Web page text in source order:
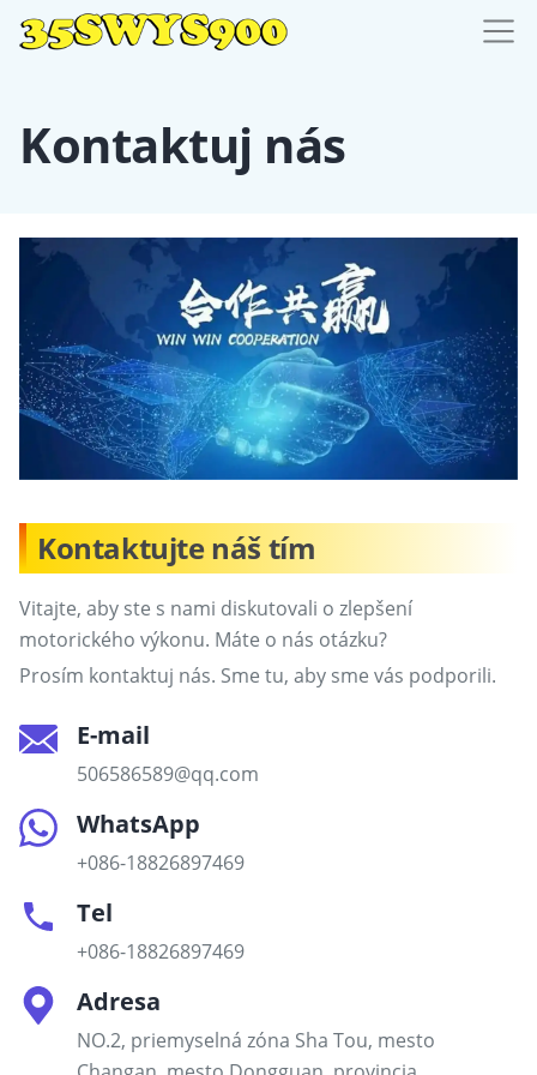
Kontaktuj nás
Kontaktujte náš tím
Vitajte, aby ste s nami diskutovali o zlepšení
motorického výkonu. Máte o nás otázku?
Prosím kontaktuj nás. Sme tu, aby sme vás podporili.
E-mail
506586589@qq.com
WhatsApp
+086-18826897469
Tel
+086-18826897469
Adresa
NO.2, priemyselná zóna Sha Tou, mesto